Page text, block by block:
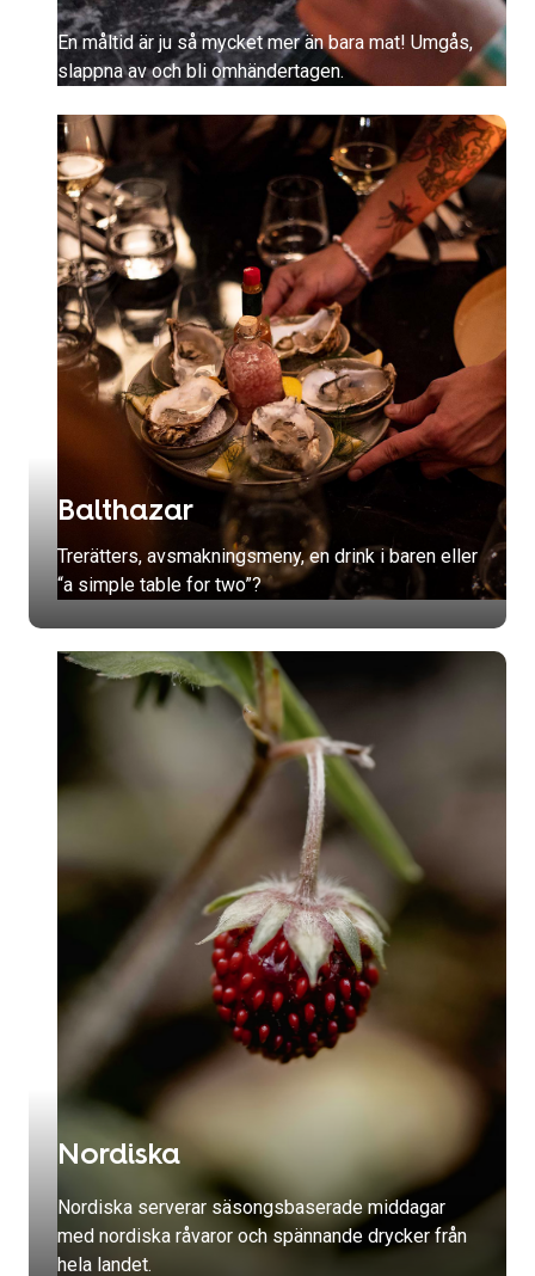
En måltid är ju så mycket mer än bara mat! Umgås,
slappna av och bli omhändertagen.
Balthazar
Trerätters, avsmakningsmeny, en drink i baren eller
“a simple table for two”?
Nordiska
Nordiska serverar säsongsbaserade middagar
med nordiska råvaror och spännande drycker från
hela landet.